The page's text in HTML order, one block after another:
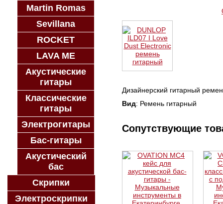
Дизайнерский гитарный
Вид: Ремень гитарный
Сопутствующие
Martin Romas
Sevillana
ROCKET
LAVA ME
Акустические
гитары
Классические
гитары
Электрогитары
Бас-гитары
Акустический
бас
Скрипки
Электроскрипки